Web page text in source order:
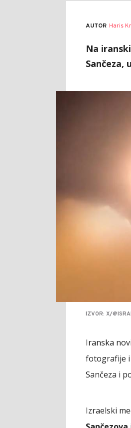
AUTOR Haris
Na
Sančeza,
IZVOR: X/
Iranska
fotografije i
Sančeza i
Izraelski